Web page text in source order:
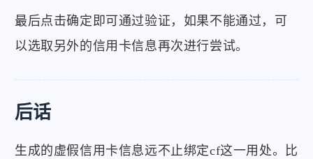
最后点击确定即可通过验证，如果不能通过，可
以选取另外的信用卡信息再次进行尝试。
后话
生成的虚假信用卡信息远不止绑定cf这一用处。比